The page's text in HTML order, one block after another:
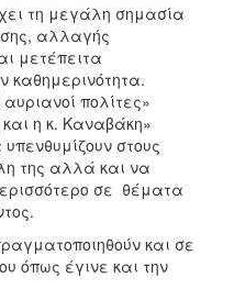
τη μεγάλη σημασία
αλλαγής
μετέπειτα
καθημερινότητα.
πολίτες»
η κ. Καναβάκη»
στους
της αλλά και να
σε θέματα
και σε
όπως έγινε και την